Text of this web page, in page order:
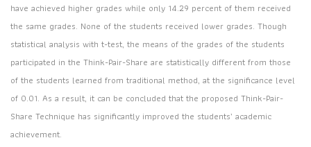
have achieved higher grades while only 14.29 percent of them received
the same grades. None of the students received lower grades. Though
statistical analysis with t-test, the means of the grades of the students
participated in the Think-Pair-Share are statistically different from those
of the students learned from traditional method, at the significance level
of 0.01. As a result, it can be concluded that the proposed Think-Pair-
Share Technique has significantly improved the students’ academic
achievement.